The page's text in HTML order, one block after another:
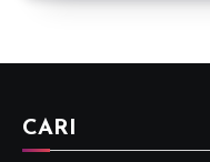
CARI